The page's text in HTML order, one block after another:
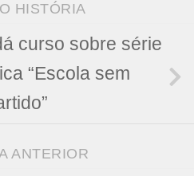
HISTÓRIA
curso sobre série
“Escola sem
ANTERIOR